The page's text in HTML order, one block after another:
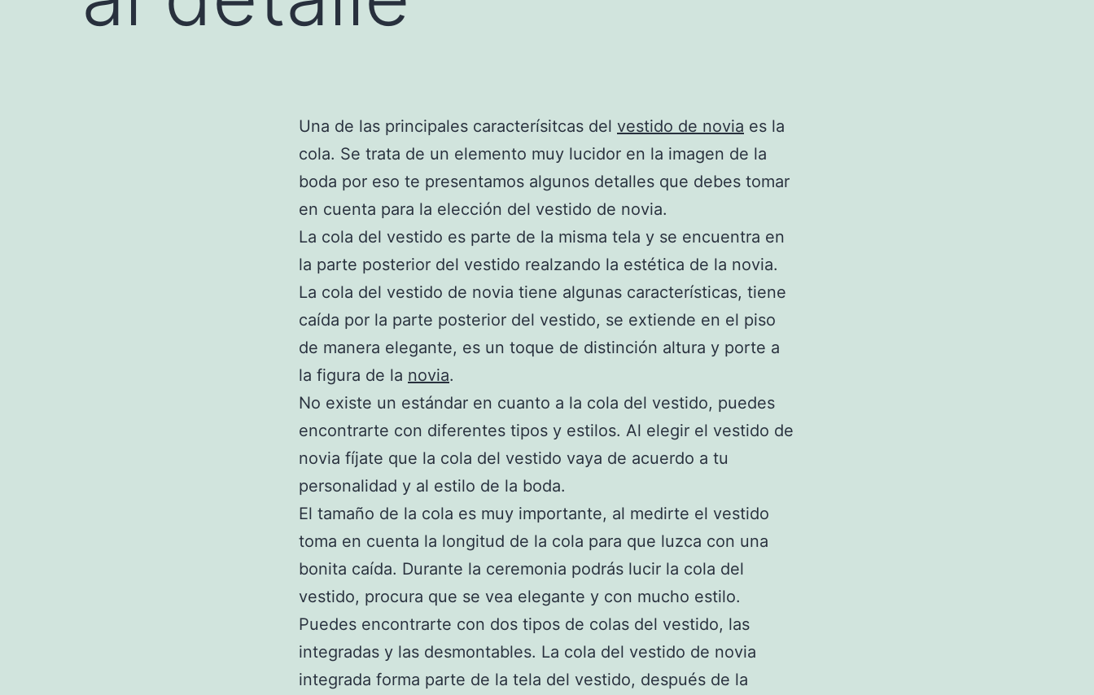
Una de las principales caracterísitcas del vestido de novia es la
cola. Se trata de un elemento muy lucidor en la imagen de la
boda por eso te presentamos algunos detalles que debes tomar
en cuenta para la elección del vestido de novia.
La cola del vestido es parte de la misma tela y se encuentra en
la parte posterior del vestido realzando la estética de la novia.
La cola del vestido de novia tiene algunas características, tiene
caída por la parte posterior del vestido, se extiende en el piso
de manera elegante, es un toque de distinción altura y porte a
la figura de la novia.
No existe un estándar en cuanto a la cola del vestido, puedes
encontrarte con diferentes tipos y estilos. Al elegir el vestido de
novia fíjate que la cola del vestido vaya de acuerdo a tu
personalidad y al estilo de la boda.
El tamaño de la cola es muy importante, al medirte el vestido
toma en cuenta la longitud de la cola para que luzca con una
bonita caída. Durante la ceremonia podrás lucir la cola del
vestido, procura que se vea elegante y con mucho estilo.
Puedes encontrarte con dos tipos de colas del vestido, las
integradas y las desmontables. La cola del vestido de novia
integrada forma parte de la tela del vestido, después de la